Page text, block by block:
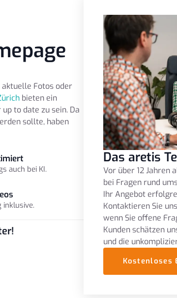
aktuelle Fotos oder
bieten ein
to date zu sein. Da
sollte, haben
auch bei KI.
Das aretis
Vor über 12 Jahren
bei Fragen rund
Ihr Angebot
Kontaktieren Sie
wenn Sie offene
Kunden schätzen
und die
Kostenloses